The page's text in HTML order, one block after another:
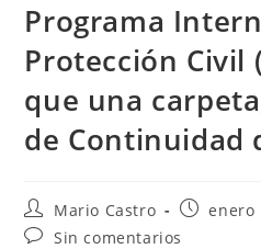
Programa
Protección Civil
que una
de Continuidad
Mario Castro enero
Sin comentarios